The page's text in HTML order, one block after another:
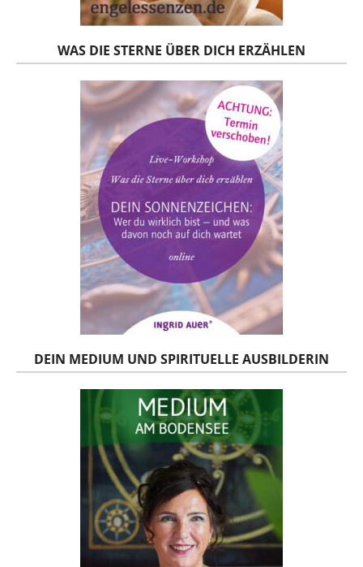
WAS DIE STERNE ÜBER DICH ERZÄHLEN
DEIN MEDIUM UND SPIRITUELLE AUSBILDERIN